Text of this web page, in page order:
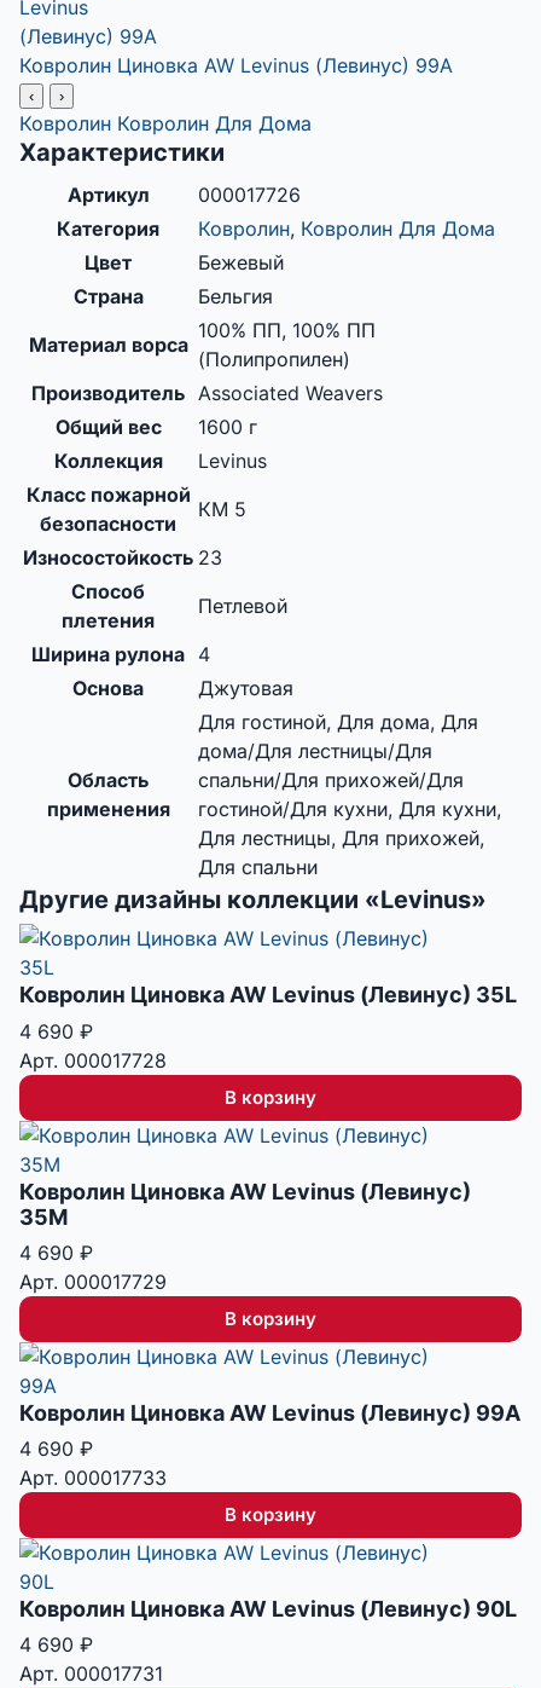
Ковролин Циновка AW Levinus (Левинус) 99A
‹ ›
Ковролин Ковролин Для Дома
Характеристики
Артикул
000017726
Категория
Ковролин, Ковролин Для Дома
Цвет
Бежевый
Страна
Бельгия
Материал ворса
100% ПП, 100% ПП
(Полипропилен)
Производитель Associated Weavers
Общий вес
1600 г
Коллекция
Levinus
Класс пожарной
безопасности
КМ 5
Износостойкость 23
Способ
плетения
Петлевой
Ширина рулона 4
Основа
Джутовая
Область
применения
Для гостиной, Для дома, Для
дома/Для лестницы/Для
спальни/Для прихожей/Для
гостиной/Для кухни, Для кухни,
Для лестницы, Для прихожей,
Для спальни
Другие дизайны коллекции «Levinus»
Ковролин Циновка AW Levinus (Левинус) 35L
4 690 ₽
Арт. 000017728
В корзину
Ковролин Циновка AW Levinus (Левинус)
35M
4 690 ₽
Арт. 000017729
В корзину
Ковролин Циновка AW Levinus (Левинус) 99A
4 690 ₽
Арт. 000017733
В корзину
Ковролин Циновка AW Levinus (Левинус) 90L
4 690 ₽
Арт. 000017731